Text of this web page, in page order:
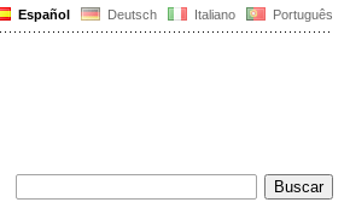
Español Deutsch Italiano Português